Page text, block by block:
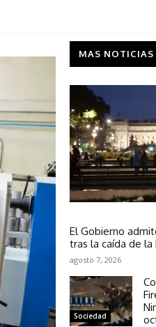
MAS NOTICIAS
El Gobierno
tras la caída de la
agosto 7, 2026
Sociedad